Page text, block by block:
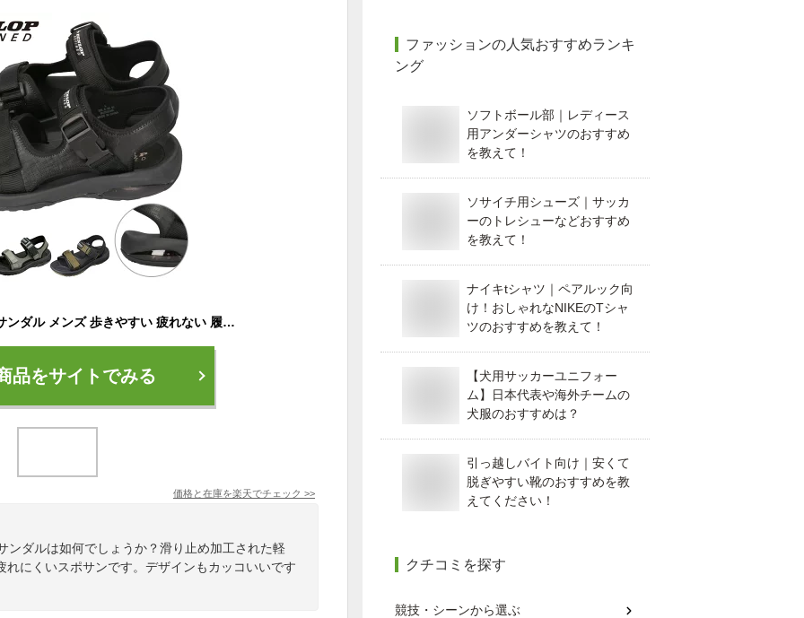
ダンロップ スポーツサンダル メンズ 歩きやすい 疲れない 履きやすい 軽量 おしゃれ かっこいい サンダル ベルクロ マジックテープ スポサン 紳士 春 夏 秋 靴 DSM401 S401
品をサイトでみる
価格と在庫を楽天でチェック >>
ンダルは如何でしょうか？滑り止め加工された軽
れにくいスポサンです。デザインもカッコいいです
ファッションの人気おすすめランキ
ング
ソフトボール部｜レディース
用アンダーシャツのおすすめ
を教えて！
ソサイチ用シューズ｜サッカ
ーのトレシューなどおすすめ
を教えて！
ナイキtシャツ｜ペアルック向
け！おしゃれなNIKEのTシャ
ツのおすすめを教えて！
【犬用サッカーユニフォー
ム】日本代表や海外チームの
犬服のおすすめは？
引っ越しバイト向け｜安くて
脱ぎやすい靴のおすすめを教
えてください！
クチコミを探す
競技・シーンから選ぶ